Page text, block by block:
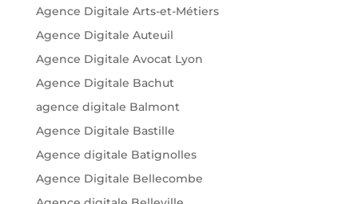
Agence Digitale Arts-et-Métiers
Agence Digitale Auteuil
Agence Digitale Avocat Lyon
Agence Digitale Bachut
agence digitale Balmont
Agence Digitale Bastille
Agence digitale Batignolles
Agence Digitale Bellecombe